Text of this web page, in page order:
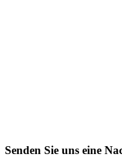
Senden Sie uns eine